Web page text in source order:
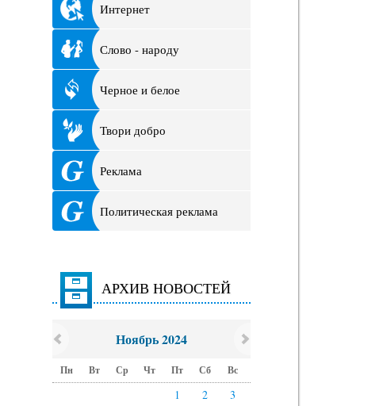
Интернет
Слово - народу
Черное и белое
Твори добро
Реклама
Политическая реклама
АРХИВ НОВОСТЕЙ
Ноябрь 2024
Пн Вт Ср Чт Пт Сб Вс
1 2
3